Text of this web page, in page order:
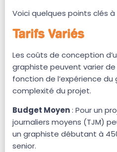
Voici quelques points clés à
Tarifs Variés
Les coûts de conception
graphiste peuvent varier de
fonction de l’expérience
complexité du projet.
Budget Moyen: Pour un
journaliers moyens (TJM)
un graphiste débutant à
senior.